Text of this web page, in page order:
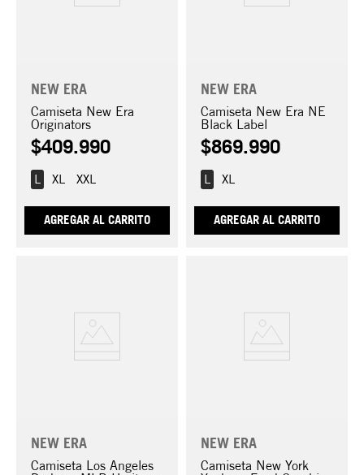
NEW ERA
Camiseta New Era
Originators
$409.990
L XL XXL
AGREGAR AL CARRITO
NEW ERA
Camiseta New Era NE
Black Label
$869.990
L XL
AGREGAR AL CARRITO
NEW ERA
Camiseta Los Angeles
NEW ERA
Camiseta New York